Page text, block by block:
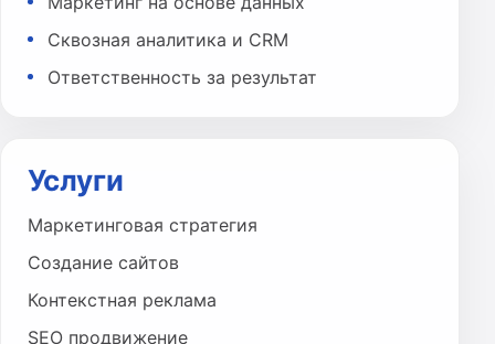
Сквозная аналитика и CRM
Ответственность за результат
Услуги
Маркетинговая стратегия
Создание сайтов
Контекстная реклама
SEO продвижение